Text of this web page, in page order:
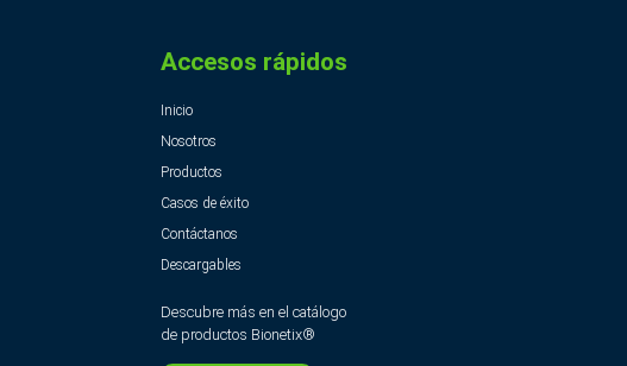
Accesos rápidos
Inicio
Nosotros
Productos
Casos de éxito
Contáctanos
Descargables
Descubre más en el catálogo
de productos Bionetix®